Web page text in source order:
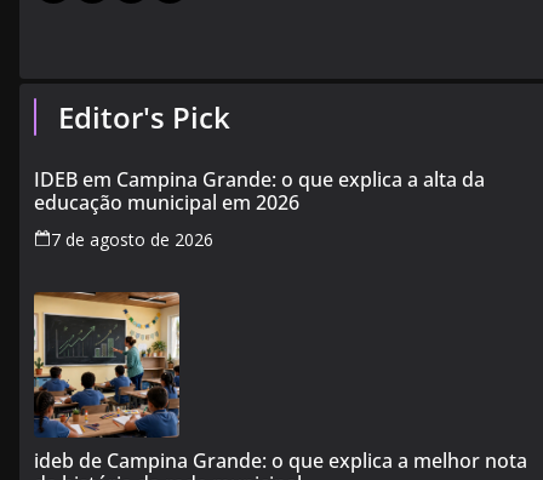
Editor's Pick
IDEB em Campina Grande: o que explica a alta da
educação municipal em 2026
7 de agosto de 2026
ideb de Campina Grande: o que explica a melhor nota